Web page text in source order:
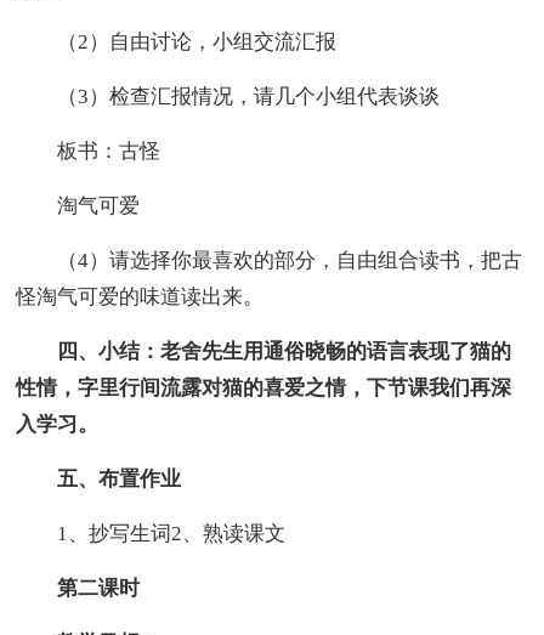
（2）自由讨论，小组交流汇报
（3）检查汇报情况，请几个小组代表谈谈
板书：古怪
淘气可爱
（4）请选择你最喜欢的部分，自由组合读书，把古
怪淘气可爱的味道读出来。
四、小结：老舍先生用通俗晓畅的语言表现了猫的
性情，字里行间流露对猫的喜爱之情，下节课我们再深
入学习。
五、布置作业
1、抄写生词2、熟读课文
第二课时